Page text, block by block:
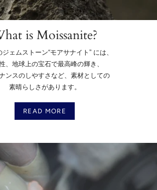
is Moissanite?
ジェムストーン“モアサナイト” には、
、地球上の宝石で最高峰の輝き、
ンスのしやすさなど、素材としての
素晴らしさがあります。
READ MORE